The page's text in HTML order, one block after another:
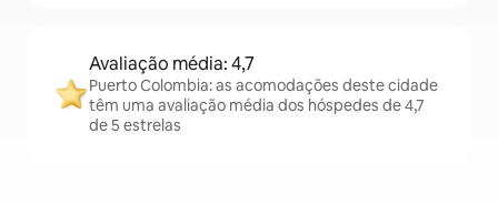
Avaliação média: 4,7
Puerto Colombia: as acomodações deste cidade
têm uma avaliação média dos hóspedes de 4,7
de 5 estrelas